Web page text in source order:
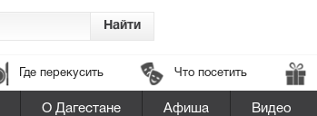
Где перекусить Что посетить
О Дагестане Афиша Видео